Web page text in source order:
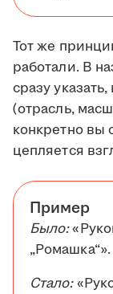
Тот же
работали. В
сразу
(отрасль,
конкретно вы
цепляется
Пример
Было:
„Ромашка“».
Стало: